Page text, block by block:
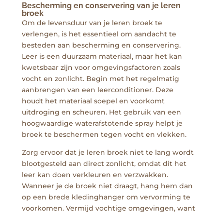
Bescherming en conservering van je leren
broek
Om de levensduur van je leren broek te
verlengen, is het essentieel om aandacht te
besteden aan bescherming en conservering.
Leer is een duurzaam materiaal, maar het kan
kwetsbaar zijn voor omgevingsfactoren zoals
vocht en zonlicht. Begin met het regelmatig
aanbrengen van een leerconditioner. Deze
houdt het materiaal soepel en voorkomt
uitdroging en scheuren. Het gebruik van een
hoogwaardige waterafstotende spray helpt je
broek te beschermen tegen vocht en vlekken.
Zorg ervoor dat je leren broek niet te lang wordt
blootgesteld aan direct zonlicht, omdat dit het
leer kan doen verkleuren en verzwakken.
Wanneer je de broek niet draagt, hang hem dan
op een brede kledinghanger om vervorming te
voorkomen. Vermijd vochtige omgevingen, want